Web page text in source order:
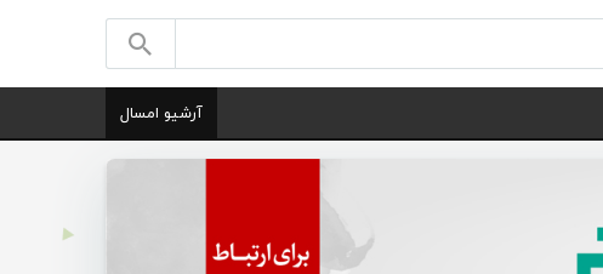
آرشیو امسال